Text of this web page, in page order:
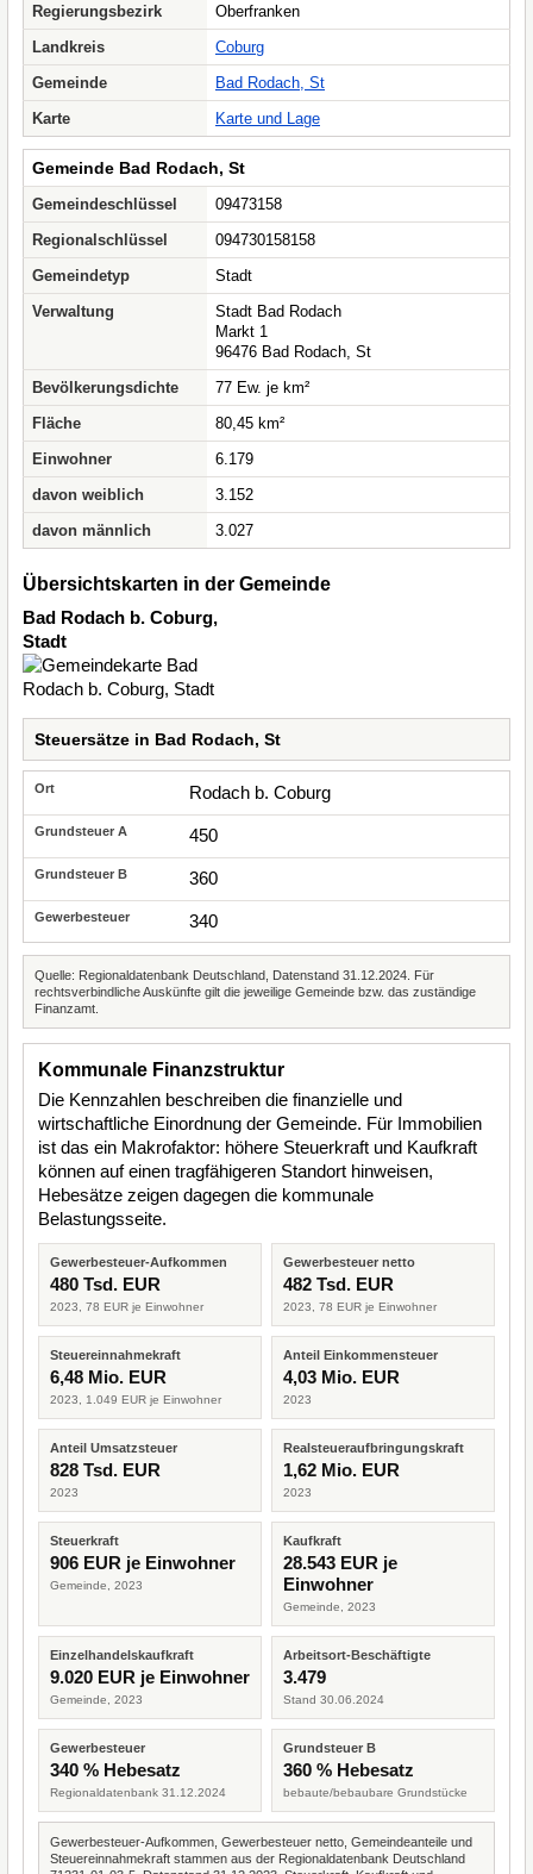
Regierungsbezirk
Oberfranken
Landkreis
Coburg
Gemeinde
Bad Rodach, St
Karte
Karte und Lage
Gemeinde Bad Rodach, St
Gemeindeschlüssel
09473158
Regionalschlüssel
094730158158
Gemeindetyp
Stadt
Verwaltung
Stadt Bad Rodach
Markt 1
96476 Bad Rodach, St
Bevölkerungsdichte
77 Ew. je km²
Fläche
80,45 km²
Einwohner
6.179
davon weiblich
3.152
davon männlich
3.027
Übersichtskarten in der Gemeinde
Bad Rodach b. Coburg,
Stadt
Steuersätze in Bad Rodach, St
Rodach b. Coburg
450
360
340
Quelle: Regionaldatenbank Deutschland, Datenstand 31.12.2024. Für
rechtsverbindliche Auskünfte gilt die jeweilige Gemeinde bzw. das zuständige
Finanzamt.
Kommunale Finanzstruktur
Die Kennzahlen beschreiben die finanzielle und
wirtschaftliche Einordnung der Gemeinde. Für Immobilien
ist das ein Makrofaktor: höhere Steuerkraft und Kaufkraft
können auf einen tragfähigeren Standort hinweisen,
Hebesätze zeigen dagegen die kommunale
Belastungsseite.
Gewerbesteuer-Aufkommen
480 Tsd. EUR
2023, 78 EUR je Einwohner
Gewerbesteuer netto
482 Tsd. EUR
2023, 78 EUR je Einwohner
Steuereinnahmekraft
6,48 Mio. EUR
2023, 1.049 EUR je Einwohner
Anteil Einkommensteuer
4,03 Mio. EUR
2023
Anteil Umsatzsteuer
828 Tsd. EUR
2023
Realsteueraufbringungskraft
1,62 Mio. EUR
2023
Steuerkraft
906 EUR je Einwohner
Gemeinde, 2023
Kaufkraft
28.543 EUR je
Einwohner
Gemeinde, 2023
Einzelhandelskaufkraft
9.020 EUR je Einwohner
Gemeinde, 2023
Arbeitsort-Beschäftigte
3.479
Stand 30.06.2024
Gewerbesteuer
340 % Hebesatz
Regionaldatenbank 31.12.2024
Grundsteuer B
360 % Hebesatz
bebaute/bebaubare Grundstücke
Gewerbesteuer-Aufkommen, Gewerbesteuer netto, Gemeindeanteile und
Steuereinnahmekraft stammen aus der Regionaldatenbank Deutschland